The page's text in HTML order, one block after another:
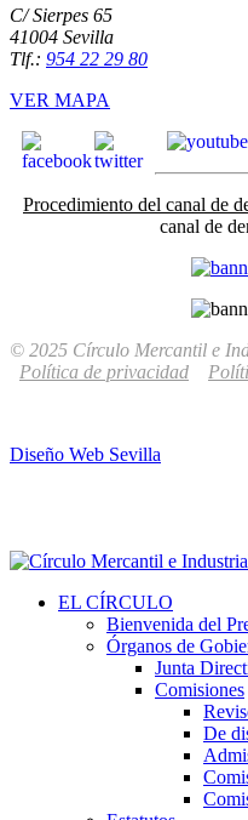
C/ Sierpes 65
41004 Sevilla
Tlf.: 954 22 29 80
VER MAPA
Procedimiento del canal de
canal de
© 2025 Círculo Mercantil e
Política de privacidad
Diseño Web Sevilla
EL CÍRCULO
Bienvenida del
Órganos de
Junta
Comisiones
De